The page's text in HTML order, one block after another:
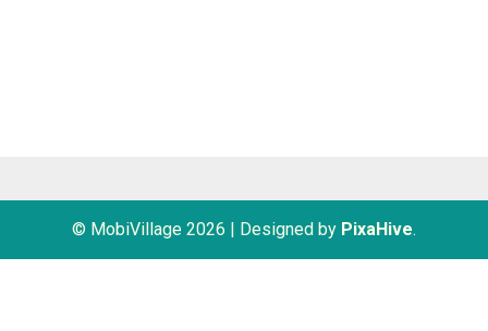
© MobiVillage 2026 | Designed by PixaHive.